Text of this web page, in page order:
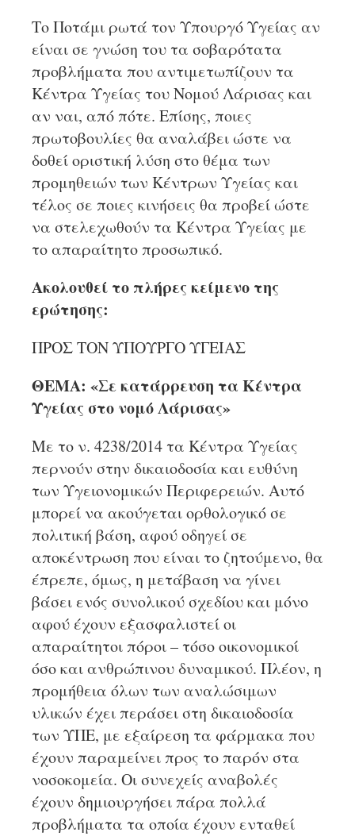
Το Ποτάμι ρωτά τον Υπουργό Υγείας αν
είναι σε γνώση του τα σοβαρότατα
προβλήματα που αντιμετωπίζουν τα
Κέντρα Υγείας του Νομού Λάρισας και
αν ναι, από πότε. Επίσης, ποιες
πρωτοβουλίες θα αναλάβει ώστε να
δοθεί οριστική λύση στο θέμα των
προμηθειών των Κέντρων Υγείας και
τέλος σε ποιες κινήσεις θα προβεί ώστε
να στελεχωθούν τα Κέντρα Υγείας με
το απαραίτητο προσωπικό.
Ακολουθεί το πλήρες κείμενο της
ερώτησης:
ΠΡΟΣ ΤΟΝ ΥΠΟΥΡΓΟ ΥΓΕΙΑΣ
ΘΕΜΑ: «Σε κατάρρευση τα Κέντρα
Υγείας στο νομό Λάρισας»
Με το ν. 4238/2014 τα Κέντρα Υγείας
περνούν στην δικαιοδοσία και ευθύνη
των Υγειονομικών Περιφερειών. Αυτό
μπορεί να ακούγεται ορθολογικό σε
πολιτική βάση, αφού οδηγεί σε
αποκέντρωση που είναι το ζητούμενο, θα
έπρεπε, όμως, η μετάβαση να γίνει
βάσει ενός συνολικού σχεδίου και μόνο
αφού έχουν εξασφαλιστεί οι
απαραίτητοι πόροι – τόσο οικονομικοί
όσο και ανθρώπινου δυναμικού. Πλέον, η
προμήθεια όλων των αναλώσιμων
υλικών έχει περάσει στη δικαιοδοσία
των ΥΠΕ, με εξαίρεση τα φάρμακα που
έχουν παραμείνει προς το παρόν στα
νοσοκομεία. Οι συνεχείς αναβολές
έχουν δημιουργήσει πάρα πολλά
προβλήματα τα οποία έχουν ενταθεί